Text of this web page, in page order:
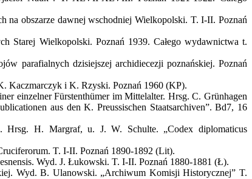
na obszarze dawnej wschodniej Wielkopolski. T. I-II. Poznań
Starej Wielkopolski. Poznań 1939. Całego wydawnictwa t.
parafialnych dzisiejszej archidiecezji poznańskiej. Poznań
Kaczmarczyk i K. Rzyski. Poznań 1960 (KP).
einzelner Fürstenthümer im Mittelalter. Hrsg. C. Grünhagen
aus den K. Preussischen Staatsarchiven”. Bd7, 16
Hrsg. H. Margraf, u. J. W. Schulte. „Codex diplomaticus
T. I-II. Poznań 1890-1892 (Lit).
Wyd. J. Łukowski. T. I-II. Poznań 1880-1881 (Ł).
Wyd. B. Ulanowski. „Archiwum Komisji Historycznej” T.